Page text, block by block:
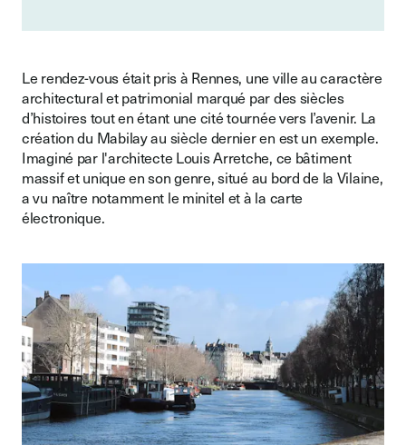
Le rendez-vous était pris à Rennes, une ville au caractère
architectural et patrimonial marqué par des siècles
d’histoires tout en étant une cité tournée vers l’avenir. La
création du Mabilay au siècle dernier en est un exemple.
Imaginé par l'architecte Louis Arretche, ce bâtiment
massif et unique en son genre, situé au bord de la Vilaine,
a vu naître notamment le minitel et à la carte
électronique.